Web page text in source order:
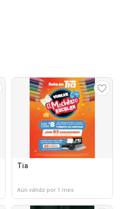
Tia
Aún válido por 1 mes